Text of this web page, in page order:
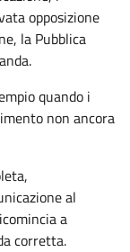
opposizione
la Pubblica
quando i
non ancora
al
a
corretta.